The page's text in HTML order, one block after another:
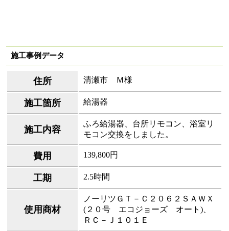
施工事例データ
住所 清瀬市 Ｍ様
施工箇所 給湯器
施工内容
ふろ給湯器、台所リモコン、浴室リ
モコン交換をしました。
費用 139,800円
工期 2.5時間
使用商材
ノーリツＧＴ－Ｃ２０６２ＳＡＷＸ
(２０号 エコジョーズ オート)、
ＲＣ－Ｊ１０１Ｅ